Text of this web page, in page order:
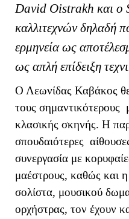
David Oistrakh και ο
καλλιτεχνών δηλαδή
ερμηνεία ως
ως απλή επίδειξη
Ο Λεωνίδας Καβάκος
τους σημαντικότερους
κλασικής σκηνής. Η
σπουδαιότερες
συνεργασία με
μαέστρους, καθώς και
σολίστα, μουσικού
ορχήστρας, τον έχουν